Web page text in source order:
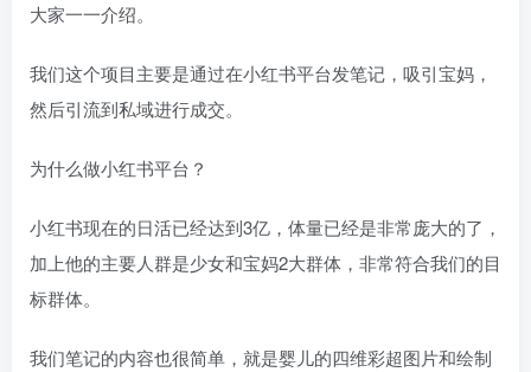
大家一一介绍。
我们这个项目主要是通过在小红书平台发笔记，吸引宝妈，
然后引流到私域进行成交。
为什么做小红书平台？
小红书现在的日活已经达到3亿，体量已经是非常庞大的了，
加上他的主要人群是少女和宝妈2大群体，非常符合我们的目
标群体。
我们笔记的内容也很简单，就是婴儿的四维彩超图片和绘制